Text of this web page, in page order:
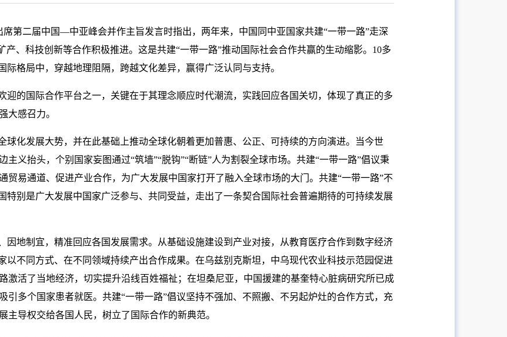
席第二届中国—中亚峰会并作主旨发言时指出，两年来，中国同中亚国家共建“一带一路”走深
产、科技创新等合作积极推进。这是共建“一带一路”推动国际社会合作共赢的生动缩影。10多
际格局中，穿越地理阻隔，跨越文化差异，赢得广泛认同与支持。
迎的国际合作平台之一，关键在于其理念顺应时代潮流，实践回应各国关切，体现了真正的多
大感召力。
球化发展大势，并在此基础上推动全球化朝着更加普惠、公正、可持续的方向演进。当今世
主义抬头，个别国家妄图通过“筑墙”“脱钩”“断链”人为割裂全球市场。共建“一带一路”倡议秉
贸易通道、促进产业合作，为广大发展中国家打开了融入全球市场的大门。共建“一带一路”不
特别是广大发展中国家广泛参与、共同受益，走出了一条契合国际社会普遍期待的可持续发展
因地制宜，精准回应各国发展需求。从基础设施建设到产业对接，从教育医疗合作到数字经济
以不同方式、在不同领域持续产出合作成果。在乌兹别克斯坦，中乌现代农业科技示范园促进
激活了当地经济，切实提升沿线百姓福祉；在坦桑尼亚，中国援建的基奎特心脏病研究所已成
引多个国家患者就医。共建“一带一路”倡议坚持不强加、不照搬、不另起炉灶的合作方式，充
主导权交给各国人民，树立了国际合作的新典范。